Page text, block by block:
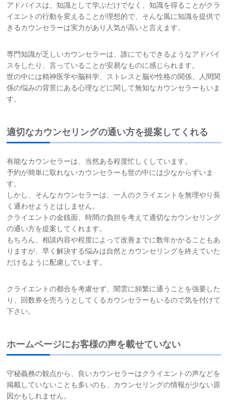
アドバイスは、知識として学ぶだけでなく、知識を得ることがクラ
イエントの行動を変えることが理想的で、そんな風に知識を提供で
きるカウンセラーは実力があり人気が高いと言えます。
専門知識が乏しいカウンセラーは、誰にでもできるようなアドバイ
スをしたり、言っていることが安易なものに感じられます。
世の中には精神医学や脳科学、ストレスと脳や性格の関係、人間関
係の悩みの背景にある心理などに関して無知なカウンセラーもいま
す。
適切なカウンセリングの通い方を提案してくれる
有能なカウンセラーは、当然ある程度忙しくしています。
予約が簡単に取れないカウンセラーも世の中には少なからずいま
す。
しかし、そんなカウンセラーは、一人のクライエントを無理やり長
く通わせようとはしません。
クライエントの金銭面、時間の負担を考えて適切なカウンセリング
の通い方を提案してくれます。
もちろん、相談内容や程度によって改善までに数年かかることもあ
りますが、早く解決する悩みは自然とカウンセリングを終えていた
だけるように配慮しています。
クライエントの都合を考慮せず、闇雲に頻繁に通うことを強要した
り、回数券を売ろうとしてくるカウンセラーもいるので気を付けて
下さい。
ホームページにお客様の声を載せていない
守秘義務の観点から、良いカウンセラーはクライエントの声などを
掲載していないことも多いのも、カウンセリングの情報が少ない原
因かもしれません。